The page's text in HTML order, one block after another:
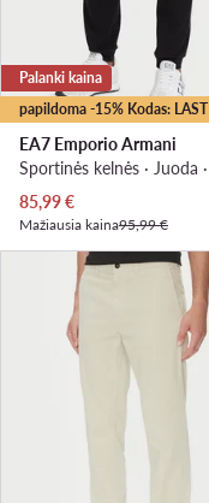
papildoma -15% Kodas: LAST
Palanki kaina
EA7 Emporio Armani
Dabartinė kaina
85,99€
Mažiausia kaina95,99 €